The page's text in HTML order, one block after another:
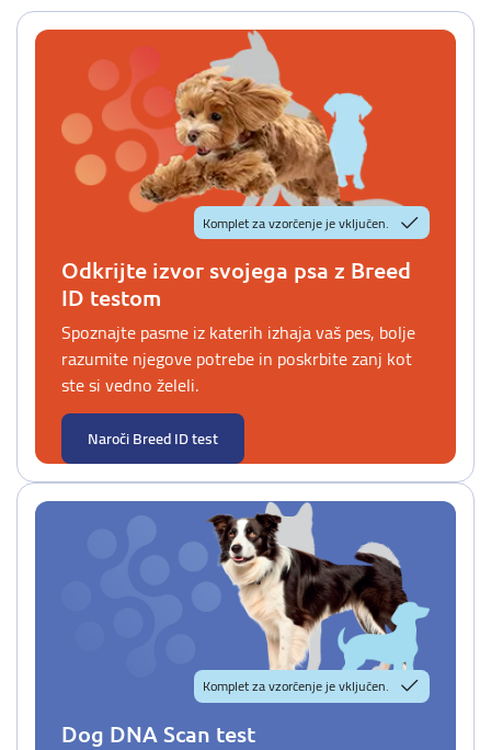
Komplet za vzorčenje je vključen.
Odkrijte izvor svojega psa z Breed
ID testom
Spoznajte pasme iz katerih izhaja vaš pes, bolje
razumite njegove potrebe in poskrbite zanj kot
ste si vedno želeli.
Naroči Breed ID test
Komplet za vzorčenje je vključen.
Dog DNA Scan test